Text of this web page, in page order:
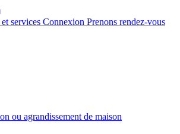
services Connexion Prenons rendez-vous
ou agrandissement de maison